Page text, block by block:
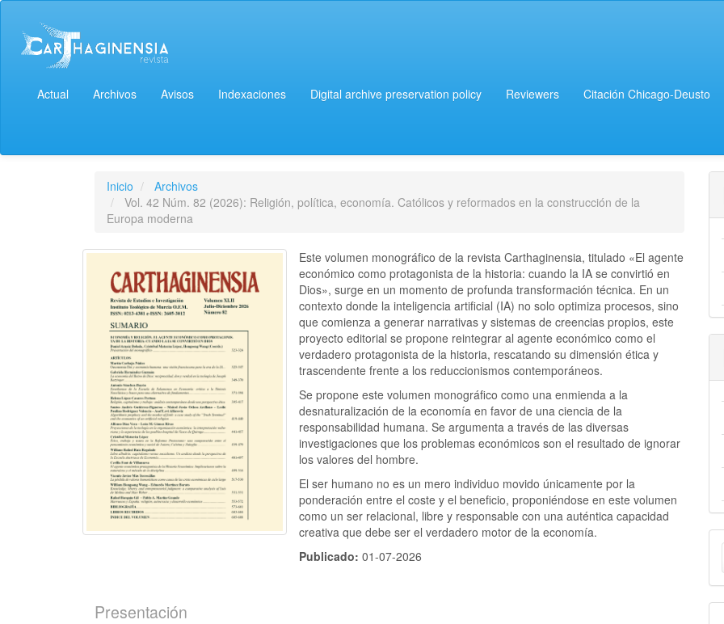
principal
Contenido
principal
Barra
lateral
Actual Archivos Avisos Indexaciones Digital archive preservation policy Reviewers Citación Chicago-Deusto
Inicio
Archivos
Vol. 42 Núm. 82 (2026): Religión, política, economía. Católicos y reformados en la construcción de la
Europa moderna
Este volumen monográfico de la revista Carthaginensia, titulado «El agente
económico como protagonista de la historia: cuando la IA se convirtió en
Dios», surge en un momento de profunda transformación técnica. En un
contexto donde la inteligencia artificial (IA) no solo optimiza procesos, sino
que comienza a generar narrativas y sistemas de creencias propios, este
proyecto editorial se propone reintegrar al agente económico como el
verdadero protagonista de la historia, rescatando su dimensión ética y
trascendente frente a los reduccionismos contemporáneos.
Se propone este volumen monográfico como una enmienda a la
desnaturalización de la economía en favor de una ciencia de la
responsabilidad humana. Se argumenta a través de las diversas
investigaciones que los problemas económicos son el resultado de ignorar
los valores del hombre.
El ser humano no es un mero individuo movido únicamente por la
ponderación entre el coste y el beneficio, proponiéndose en este volumen
como un ser relacional, libre y responsable con una auténtica capacidad
creativa que debe ser el verdadero motor de la economía.
Publicado:01-07-2026
Presentación